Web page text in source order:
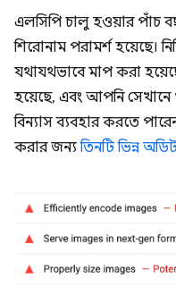
এলসিপি চালু হওয়ার পাঁচ
শিরোনাম পরামর্শ হয়েছে।
যথাযথভাবে মাপ করা
হয়েছে, এবং আপনি
বিন্যাস ব্যবহার করতে
করার জন্যতিনটি ভিন্ন